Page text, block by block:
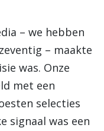
– we hebben
– maakte
was. Onze
met een
selecties
signaal was een